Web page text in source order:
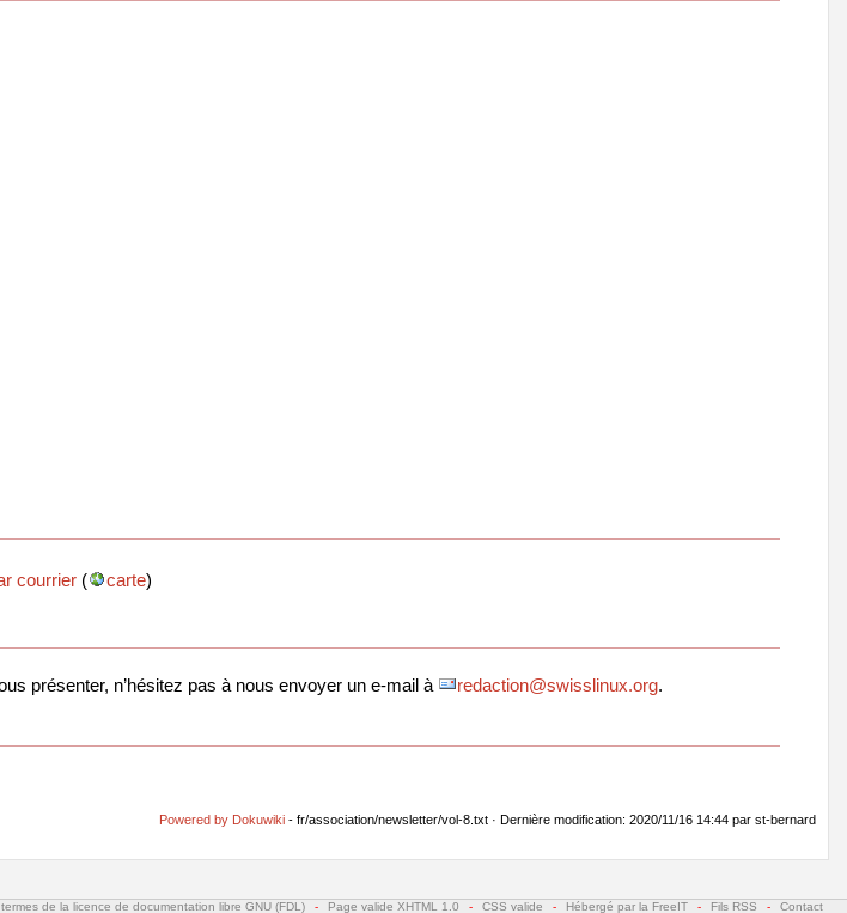
courrier( carte)
présenter, n’hésitez pas à nous envoyer un e-mail à redaction@swisslinux.org.
Powered by Dokuwiki - fr/association/newsletter/vol-8.txt · Dernière modification: 2020/11/16 14:44 par st-bernard
de la licence de documentation libre GNU (FDL) - Page valide XHTML 1.0 - CSS valide - Hébergé par la FreeIT - Fils RSS - Contact